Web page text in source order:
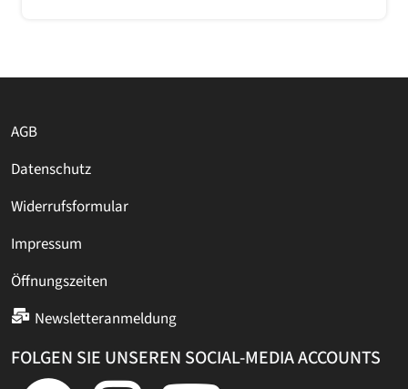
AGB
Datenschutz
Widerrufsformular
Impressum
Öffnungszeiten
Newsletteranmeldung
FOLGEN SIE UNSEREN SOCIAL-MEDIA ACCOUNTS